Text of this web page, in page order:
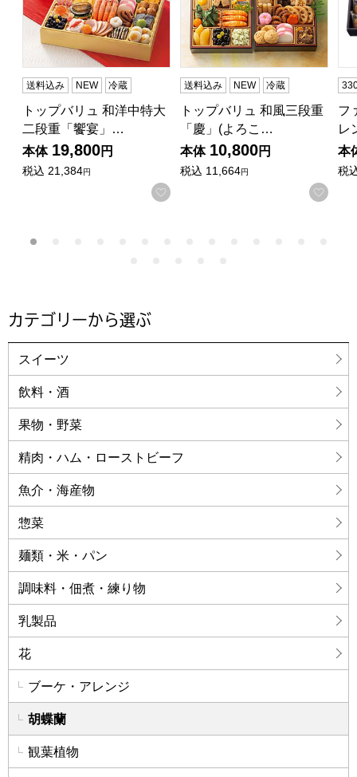
送料込み NEW 冷蔵
トップバリュ 和洋中特大
二段重「饗宴」…
本体 19,800円
税込 21,384円
お気に入りに登録する
送料込み NEW 冷蔵
トップバリュ 和風三段重
「慶」(よろこ…
本体 10,800円
税込 11,664円
お気
フ
レ
本
税
カテゴリーから選ぶ
スイーツ
飲料・酒
果物・野菜
精肉・ハム・ローストビーフ
魚介・海産物
惣菜
麺類・米・パン
調味料・佃煮・練り物
乳製品
花
ブーケ・アレンジ
胡蝶蘭
観葉植物